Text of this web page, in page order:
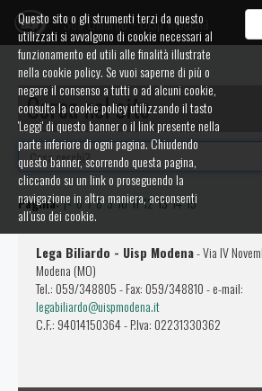
Sda Biliardo - Uisp Modena
Cerca nel sito
Pagina: |< 6 7 8 9 10 11 12 13 14 15
Lega Biliardo - Uisp Modena- Via IV
Modena (MO)
Tel.: 059/348805 - Fax: 059/348810 - e-mail:
legabiliardo@uispmodena.it
C.F.: 94014150364 - P.Iva: 02231330362
Questo sito o gli strumenti terzi da questo
utilizzati si avvalgono di cookie necessari al
funzionamento ed utili alle finalità illustrate
nella cookie policy. Se vuoi saperne di più o
negare il consenso a tutti o ad alcuni cookie,
consulta la cookie policy utilizzando il tasto
'Leggi' di questo banner o il link presente nella
parte inferiore di ogni pagina. Chiudendo
questo banner, scorrendo questa pagina,
cliccando su un link o proseguendo la
navigazione in altra maniera, acconsenti
all’uso dei cookie.